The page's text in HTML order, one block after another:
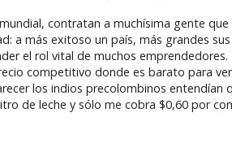
contratan a muchísima gente
a más exitoso un país, más grandes
el rol vital de muchos
competitivo donde es barato para
los indios precolombinos
de leche y sólo me cobra $0,60 por